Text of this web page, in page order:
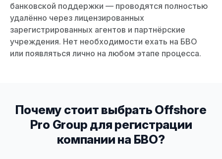
банковской поддержки — проводятся полностью
удалённо через лицензированных
зарегистрированных агентов и партнёрские
учреждения. Нет необходимости ехать на БВО
или появляться лично на любом этапе процесса.
Почему стоит выбрать Offshore
Pro Group для регистрации
компании на БВО?